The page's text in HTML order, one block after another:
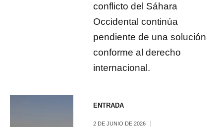
conflicto del Sáhara
Occidental continúa
pendiente de una solución
conforme al derecho
internacional.
ENTRADA
2 DE JUNIO DE 2026